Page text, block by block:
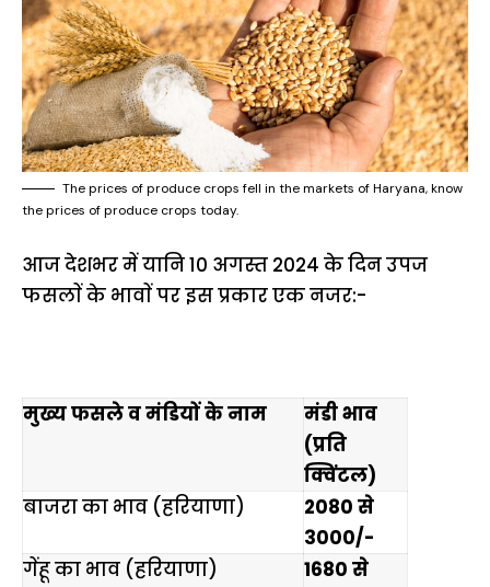
The prices of produce crops fell in the markets of Haryana, know
the prices of produce crops today.
आज देशभर में यानि10 अगस्त 2024 के दिन उपज
फसलाें के भावाें पर इस प्रकार एक नजर:-
मुख्य फसले व मंडियों के नाम
मंडी भाव
(प्रति
क्विंटल)
बाजरा का भाव (हरियाणा)
2080 से
3000/-
गेंहू का भाव (हरियाणा) 1680 से